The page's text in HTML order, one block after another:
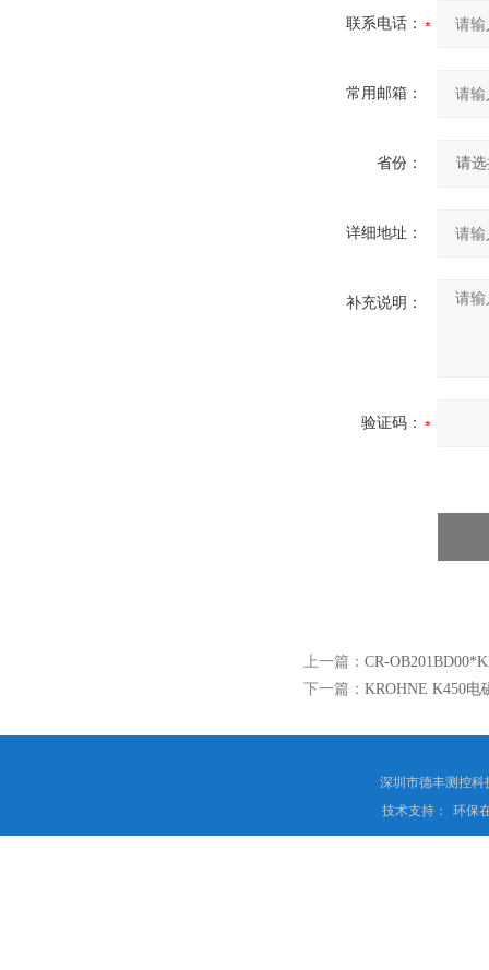
联系电话：
常用邮箱：
省份：
详细地址：
补充说明：
验证码：
上一篇： CR-
下一篇： KROHNE K450电
深圳市德丰测控
技术支持：
环保